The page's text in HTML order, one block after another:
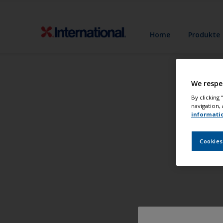
Home Produkte
We
By clicking
navigation,